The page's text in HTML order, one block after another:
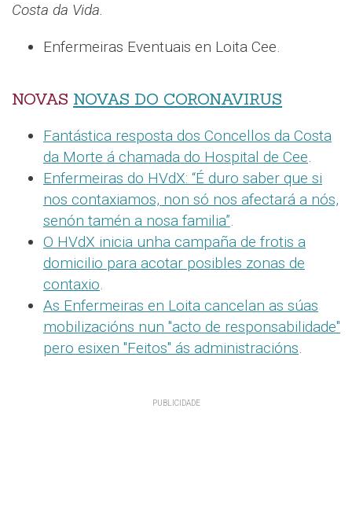
Costa da Vida.
Enfermeiras Eventuais en Loita Cee.
NOVAS NOVAS DO CORONAVIRUS
Fantástica resposta dos Concellos da Costa
da Morte á chamada do Hospital de Cee.
Enfermeiras do HVdX: “É duro saber que si
nos contaxiamos, non só nos afectará a nós,
senón tamén a nosa familia”.
O HVdX inicia unha campaña de frotis a
domicilio para acotar posibles zonas de
contaxio.
As Enfermeiras en Loita cancelan as súas
mobilizacións nun "acto de responsabilidade"
pero esixen "Feitos" ás administracións.